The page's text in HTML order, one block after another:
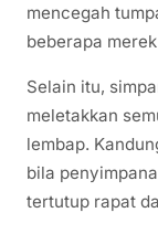
mencegah
beberapa
Selain itu,
meletakkan
lembap.
bila
tertutup rapat